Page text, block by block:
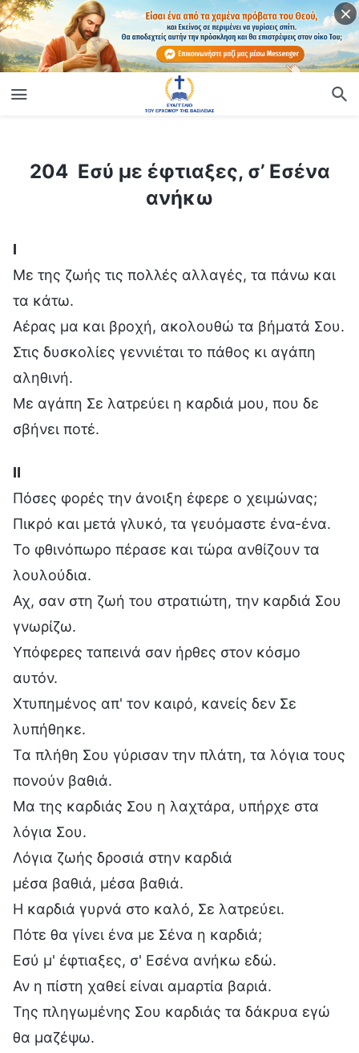
204 Εσύ με έφτιαξες, σ’ Εσένα ανήκω
204 Εσύ με έφτιαξες, σ’ Εσένα
ανήκω
Ⅰ
Με της ζωής τις πολλές αλλαγές, τα πάνω και
τα κάτω.
Αέρας μα και βροχή, ακολουθώ τα βήματά Σου.
Στις δυσκολίες γεννιέται το πάθος κι αγάπη
αληθινή.
Με αγάπη Σε λατρεύει η καρδιά μου, που δε
σβήνει ποτέ.
Ⅱ
Πόσες φορές την άνοιξη έφερε ο χειμώνας;
Πικρό και μετά γλυκό, τα γευόμαστε ένα-ένα.
Το φθινόπωρο πέρασε και τώρα ανθίζουν τα
λουλούδια.
Αχ, σαν στη ζωή του στρατιώτη, την καρδιά Σου
γνωρίζω.
Υπόφερες ταπεινά σαν ήρθες στον κόσμο
αυτόν.
Χτυπημένος απ' τον καιρό, κανείς δεν Σε
λυπήθηκε.
Τα πλήθη Σου γύρισαν την πλάτη, τα λόγια τους
πονούν βαθιά.
Μα της καρδιάς Σου η λαχτάρα, υπήρχε στα
λόγια Σου.
Λόγια ζωής δροσιά στην καρδιά
μέσα βαθιά, μέσα βαθιά.
Η καρδιά γυρνά στο καλό, Σε λατρεύει.
Πότε θα γίνει ένα με Σένα η καρδιά;
Εσύ μ' έφτιαξες, σ' Εσένα ανήκω εδώ.
Αν η πίστη χαθεί είναι αμαρτία βαριά.
Της πληγωμένης Σου καρδιάς τα δάκρυα εγώ
θα μαζέψω.